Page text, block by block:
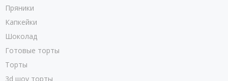
Пряники
Капкейки
Шоколад
Готовые торты
Торты
3d шоу торты